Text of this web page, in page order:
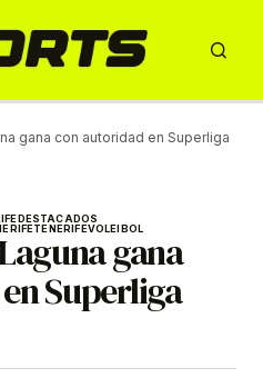
gana con autoridad en Superliga
DESTACADOS
TENERIFEVOLEIBOLgana
Superliga